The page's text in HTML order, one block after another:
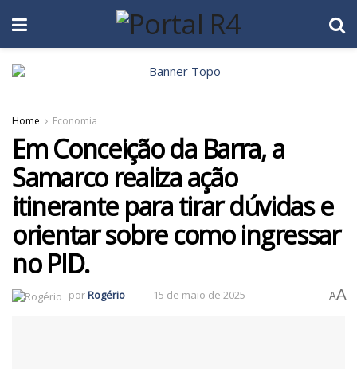
Home Economia
Em Conceição da Barra, a
Samarco realiza ação
itinerante para tirar dúvidas e
orientar sobre como ingressar
no PID.
porRogério 15 de maio de 2025 AA